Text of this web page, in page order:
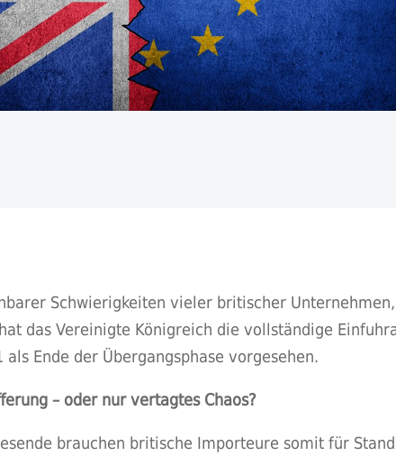
Schwierigkeiten vieler britischer
das Vereinigte Königreich die vollständige
als Ende der Übergangsphase vorgesehen.
– oder nur vertagtes Chaos?
brauchen britische Importeure somit für